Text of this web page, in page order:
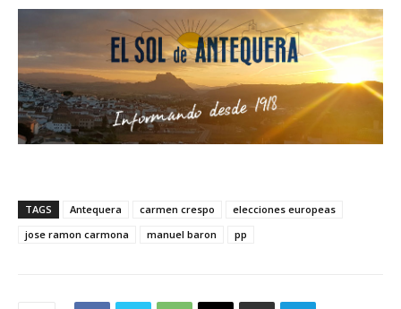
TAGS Antequera carmen crespo
elecciones europeas
jose ramon carmona
manuel baron pp